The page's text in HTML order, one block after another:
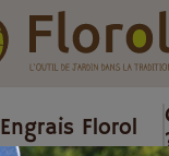
Engrais Florol